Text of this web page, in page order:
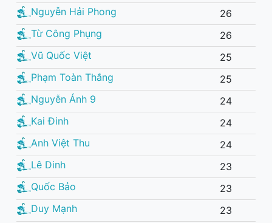
Nguyễn Hải Phong
26
Từ Công Phụng
26
Vũ Quốc Việt
25
Phạm Toàn Thắng
25
Nguyễn Ánh 9
24
Kai Đinh
24
Anh Việt Thu
24
Lê Dinh
23
Quốc Bảo
23
Duy Mạnh
23